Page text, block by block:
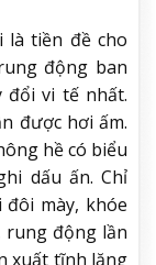
là tiền đề cho
động ban
đổi vi tế nhất.
được hơi ấm.
hề có biểu
dấu ấn. Chỉ
mày, khóe
rung động lần
xuất tĩnh lặng